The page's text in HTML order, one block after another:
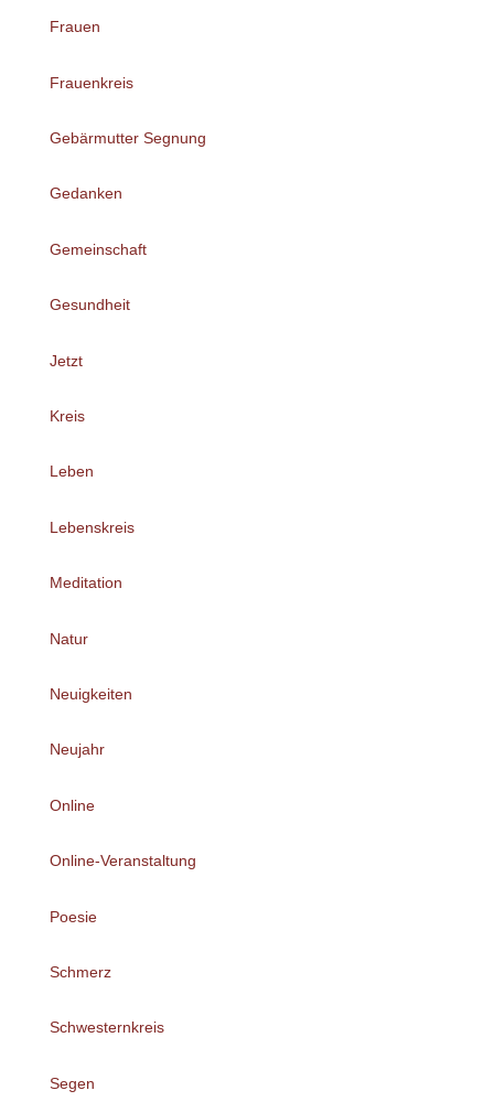
Frauen
Frauenkreis
Gebärmutter Segnung
Gedanken
Gemeinschaft
Gesundheit
Jetzt
Kreis
Leben
Lebenskreis
Meditation
Natur
Neuigkeiten
Neujahr
Online
Online-Veranstaltung
Poesie
Schmerz
Schwesternkreis
Segen